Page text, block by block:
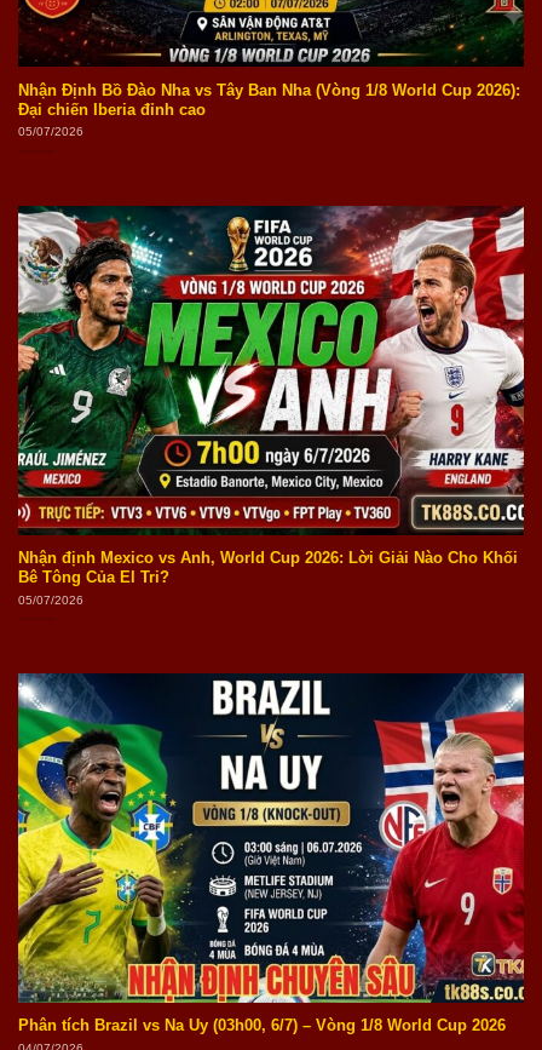
Nhận Định Bồ Đào Nha vs Tây Ban Nha (Vòng 1/8 World Cup 2026):
Đại chiến Iberia đỉnh cao
05/07/2026
Nhận định Mexico vs Anh, World Cup 2026: Lời Giải Nào Cho Khối
Bê Tông Của El Tri?
05/07/2026
Phân tích Brazil vs Na Uy (03h00, 6/7) – Vòng 1/8 World Cup 2026